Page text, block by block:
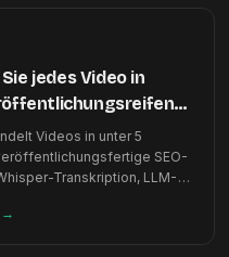
jedes Video in
um
Videos in unter 5
SEO-
Transkription, LLM-
→